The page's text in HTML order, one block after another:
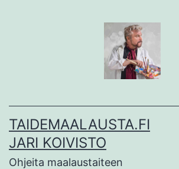
TAIDEMAALAUSTA.FI
JARI KOIVISTO
Ohjeita maalaustaiteen